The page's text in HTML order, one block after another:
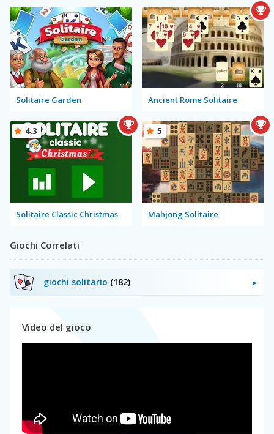
Solitaire Garden Ancient Rome Solitaire
Solitaire Classic Christmas
4.3
Mahjong Solitaire
5
Giochi Correlati
giochi solitario (182)
Video del gioco